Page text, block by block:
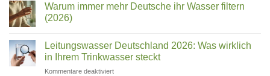
Welcher
Gerät?
zu
Wasserfilter
Test
besten
Trinkwasserfilter
für
Zuhause
Warum immer mehr Deutsche ihr Wasser filtern
(2026)
zu
Warum
immer
mehr
Leitungswasser Deutschland 2026: Was wirklich
in Ihrem Trinkwasser steckt
Kommentare deaktiviertfür